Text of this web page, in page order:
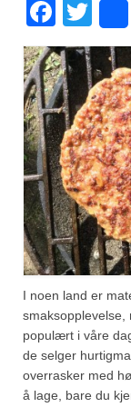
Snacks
Supper
Vegetar
Olivenolje,
Krydder,
I noen land er
smaksopplevelse,
populært i våre
de selger
overrasker med
å lage, bare du